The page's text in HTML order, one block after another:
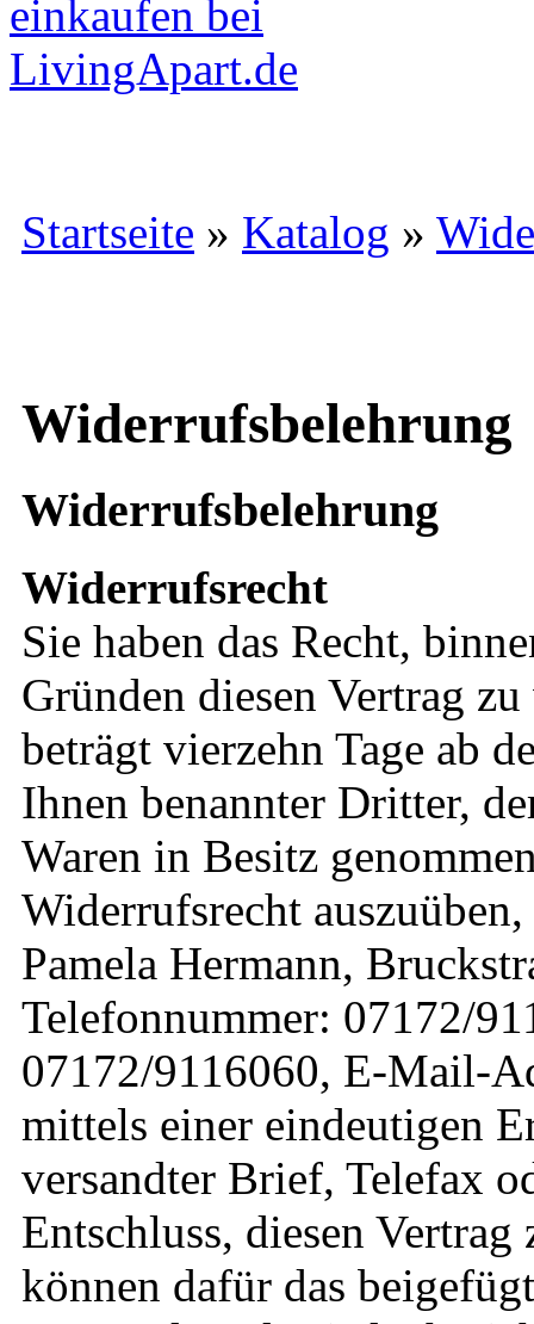
Startseite » Katalog »
Widerrufsbelehrung
Widerrufsbelehrung
Widerrufsrecht
Sie haben das Recht,
Gründen diesen Vertrag
beträgt vierzehn Tage ab
Ihnen benannter Dritter,
Waren in Besitz
Widerrufsrecht
Pamela Hermann,
Telefonnummer: 07172/
07172/9116060, E-Mail-
mittels einer eindeutigen
versandter Brief, Telefax
Entschluss, diesen
können dafür das